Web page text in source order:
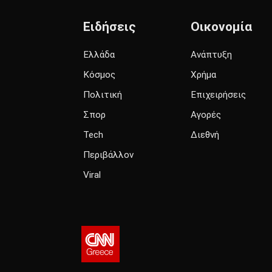
Ειδήσεις
Ελλάδα
Κόσμος
Πολιτική
Σπορ
Tech
Περιβάλλον
Viral
Οικονομία
Ανάπτυξη
Χρήμα
Επιχειρήσεις
Αγορές
Διεθνή